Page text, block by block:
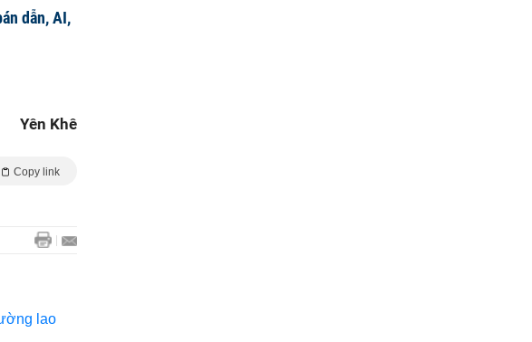
dẫn, AI,
Yên Khê
Copy link